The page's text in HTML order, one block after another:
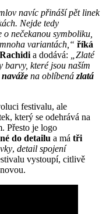
navíc přináší pět linek
Nejde tedy
nečekanou symboliku,
variantách,“ říká
a dodává:
„Zlaté
barvy, které jsou naším
naváže na oblíbená zlatá
festivalu, ale
který se odehrává na
Přesto je logo
do detailu a má tři
, detail spojení
vystoupí, citlivě